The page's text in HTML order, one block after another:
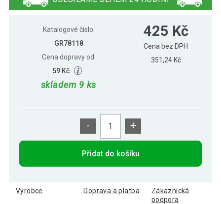
Katalogové číslo:
GR78118
Cena dopravy od:
59 Kč
skladem 9 ks
425 Kč
Cena bez DPH
351,24 Kč
- +
Přidat do košíku
Výrobce Doprava a platba
Zákaznická
podpora